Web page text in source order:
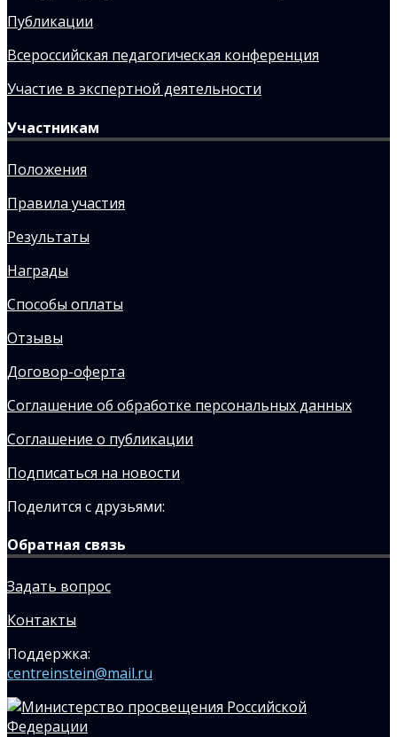
Публикации
Всероссийская педагогическая конференция
Участие в экспертной деятельности
Участникам
Положения
Правила участия
Результаты
Награды
Способы оплаты
Отзывы
Договор-оферта
Соглашение об обработке персональных данных
Соглашение о публикации
Подписаться на новости
Поделится с друзьями:
Обратная связь
Задать вопрос
Контакты
Поддержка:
centreinstein@mail.ru